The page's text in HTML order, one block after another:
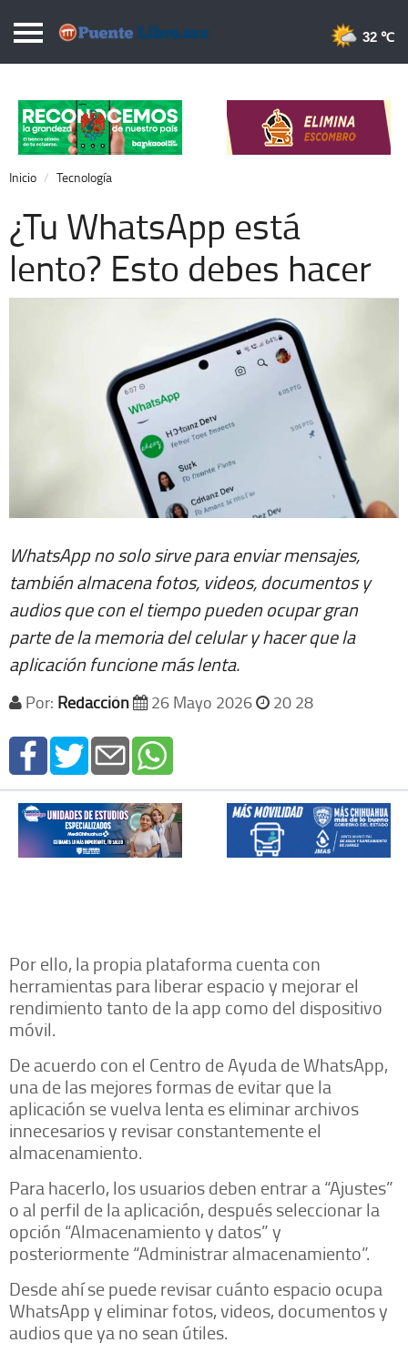
Puentelibre.mx
Local
Nacional
Opinión
Cronos
Economía
Espectáculos
32 ℃
Inicio Tecnología
¿Tu WhatsApp está
lento? Esto debes hacer
WhatsApp no solo sirve para enviar mensajes,
también almacena fotos, videos, documentos y
audios que con el tiempo pueden ocupar gran
parte de la memoria del celular y hacer que la
aplicación funcione más lenta.
Por: Redacción 26 Mayo 2026 20 28
Por ello, la propia plataforma cuenta con
herramientas para liberar espacio y mejorar el
rendimiento tanto de la app como del dispositivo
móvil.
De acuerdo con el Centro de Ayuda de WhatsApp,
una de las mejores formas de evitar que la
aplicación se vuelva lenta es eliminar archivos
innecesarios y revisar constantemente el
almacenamiento.
Para hacerlo, los usuarios deben entrar a “Ajustes”
o al perfil de la aplicación, después seleccionar la
opción “Almacenamiento y datos” y
posteriormente “Administrar almacenamiento”.
Desde ahí se puede revisar cuánto espacio ocupa
WhatsApp y eliminar fotos, videos, documentos y
audios que ya no sean útiles.